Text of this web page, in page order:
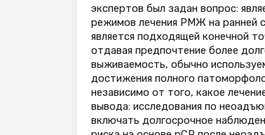
экспертов был задан вопрос:
режимов лечения РМЖ на ранней
является подходящей конечной
отдавая предпочтение более
выживаемость, обычно
достижения полного
независимо от того, какое
вывода: исследования по
включать долгосрочное